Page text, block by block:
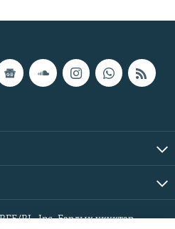
RL, Inc. Бардык укуктар